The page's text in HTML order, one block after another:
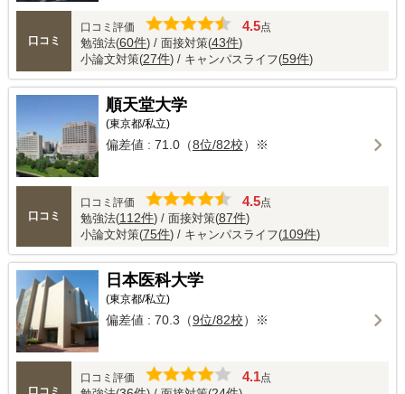
口コミ
口コミ評価 4.5点
勉強法(60件) / 面接対策(43件)
小論文対策(27件) / キャンパスライフ(59件)
順天堂大学
(東京都/私立)
偏差値 : 71.0（8位/82校）※
口コミ
口コミ評価 4.5点
勉強法(112件) / 面接対策(87件)
小論文対策(75件) / キャンパスライフ(109件)
日本医科大学
(東京都/私立)
偏差値 : 70.3（9位/82校）※
口コミ
口コミ評価 4.1点